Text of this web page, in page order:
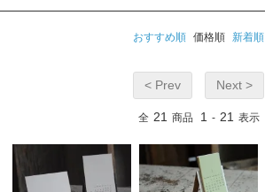
おすすめ順 価格順 新着順
< Prev Next >
全 21 商品 1 - 21 表示